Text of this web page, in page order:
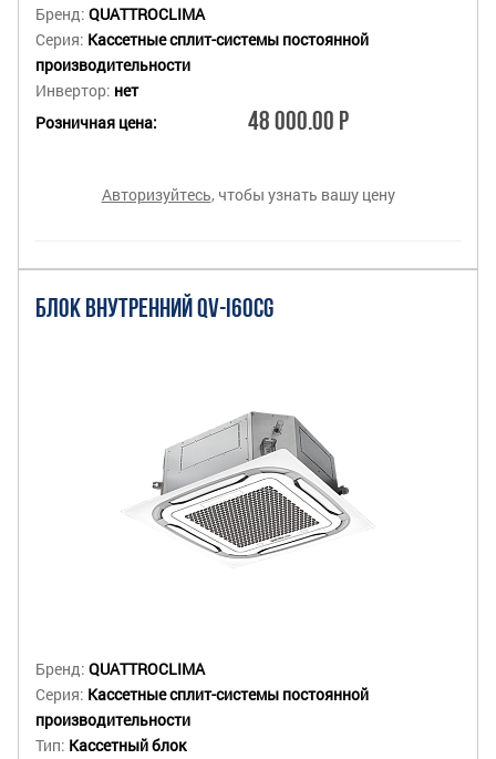
Бренд: QUATTROCLIMA
Серия: Кассетные сплит-системы постоянной
производительности
Инвертор: нет
Розничная цена:
48 000.00 Р
Авторизуйтесь, чтобы узнать вашу цену
БЛОК ВНУТРЕННИЙ QV-I60CG
Бренд: QUATTROCLIMA
Серия: Кассетные сплит-системы постоянной
производительности
Тип: Кассетный блок